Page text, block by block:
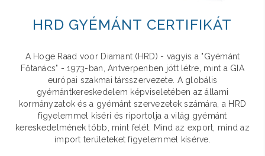
HRD GYÉMÁNT CERTIFIKÁT
A Hoge Raad voor Diamant (HRD) - vagyis a "Gyémánt
Főtanács" - 1973-ban, Antverpenben jött létre, mint a GIA
európai szakmai társszervezete. A globális
gyémántkereskedelem képviseletében az állami
kormányzatok és a gyémánt szervezetek számára, a HRD
figyelemmel kíséri és riportolja a világ gyémánt
kereskedelmének több, mint felét. Mind az export, mind az
import területeket figyelemmel kísérve.